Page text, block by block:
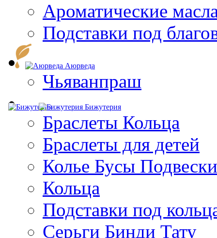
Ароматические
Подставки под
Аюрведа
Чьяванпраш
Бижутерия
Браслеты Кольца
Браслеты для детей
Колье Бусы Подвески
Кольца
Подставки под
Серьги Бинди Тату